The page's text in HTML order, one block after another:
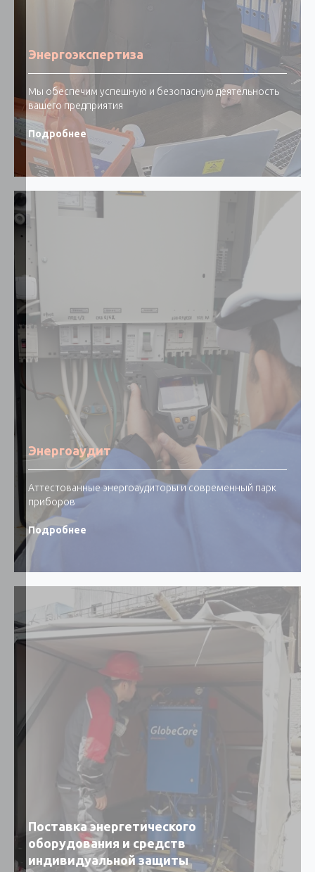
Энергоэкспертиза
Мы обеспечим успешную и безопасную деятельность
вашего предприятия
Подробнее
Энергоаудит
Аттестованные энергоаудиторы и современный парк
приборов
Подробнее
Поставка энергетического
оборудования и средств
индивидуальной защиты